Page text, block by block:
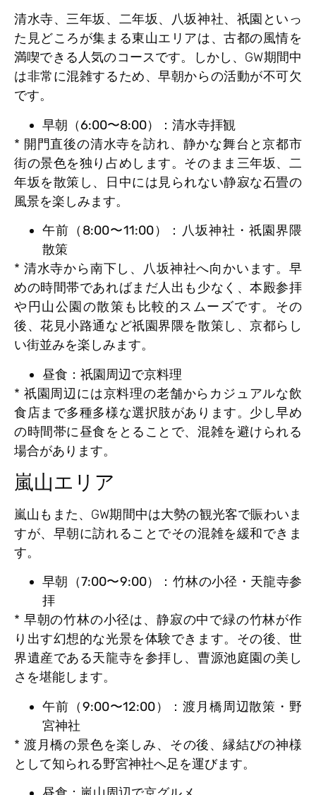
清水寺、三年坂、二年坂、八坂神社、祇園といっ
た見どころが集まる東山エリアは、古都の風情を
満喫できる人気のコースです。しかし、GW期間中
は非常に混雑するため、早朝からの活動が不可欠
です。
早朝（6:00〜8:00）：清水寺拝観
* 開門直後の清水寺を訪れ、静かな舞台と京都市
街の景色を独り占めします。そのまま三年坂、二
年坂を散策し、日中には見られない静寂な石畳の
風景を楽しみます。
午前（8:00〜11:00）：八坂神社・祇園界隈
散策
* 清水寺から南下し、八坂神社へ向かいます。早
めの時間帯であればまだ人出も少なく、本殿参拝
や円山公園の散策も比較的スムーズです。その
後、花見小路通など祇園界隈を散策し、京都らし
い街並みを楽しみます。
昼食：祇園周辺で京料理
* 祇園周辺には京料理の老舗からカジュアルな飲
食店まで多種多様な選択肢があります。少し早め
の時間帯に昼食をとることで、混雑を避けられる
場合があります。
嵐山エリア
嵐山もまた、GW期間中は大勢の観光客で賑わいま
すが、早朝に訪れることでその混雑を緩和できま
す。
早朝（7:00〜9:00）：竹林の小径・天龍寺参
拝
* 早朝の竹林の小径は、静寂の中で緑の竹林が作
り出す幻想的な光景を体験できます。その後、世
界遺産である天龍寺を参拝し、曹源池庭園の美し
さを堪能します。
午前（9:00〜12:00）：渡月橋周辺散策・野
宮神社
* 渡月橋の景色を楽しみ、その後、縁結びの神様
として知られる野宮神社へ足を運びます。